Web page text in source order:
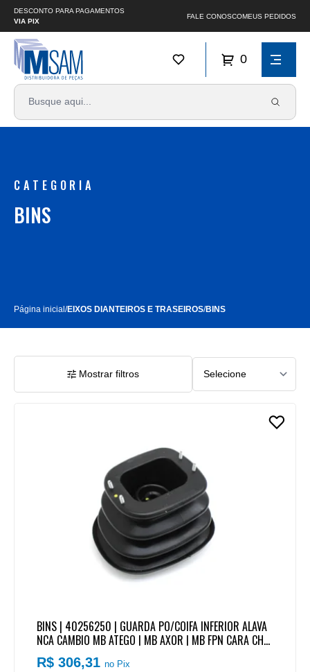
DESCONTO PARA PAGAMENTOS
VIA PIX
FALE CONOSCOMEUS PEDIDOS
0
CATEGORIA
BINS
Página inicial/EIXOS DIANTEIROS E TRASEIROS/BINS
Mostrar filtros
BINS | 40256250 | GUARDA PO/COIFA INFERIOR ALAVA
NCA CAMBIO MB ATEGO | MB AXOR | MB FPN CARA CHA
TA (COM BASE)
R$ 306,31no Pix